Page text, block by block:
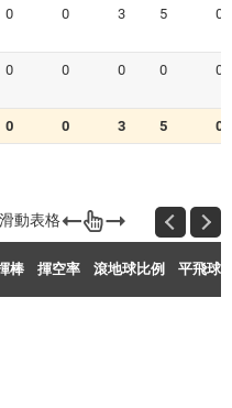
0 0 3 5 0
0 0 0 0 0
0 0 3 5 0
棒 揮空率 滾地球比例 平飛球